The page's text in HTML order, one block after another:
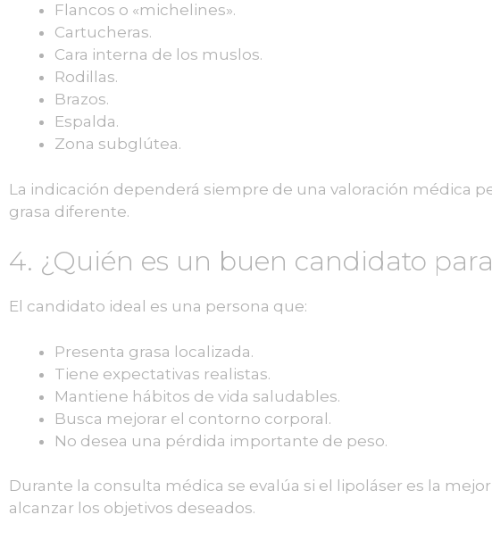
Flancos o «michelines».
Cartucheras.
Cara interna de los muslos.
Rodillas.
Brazos.
Espalda.
Zona subglútea.
La indicación dependerá siempre de una valoración médica
grasa diferente.
4. ¿Quién es un buen candidato
El candidato ideal es una persona que:
Presenta grasa localizada.
Tiene expectativas realistas.
Mantiene hábitos de vida saludables.
Busca mejorar el contorno corporal.
No desea una pérdida importante de peso.
Durante la consulta médica se evalúa si el lipoláser es la
alcanzar los objetivos deseados.